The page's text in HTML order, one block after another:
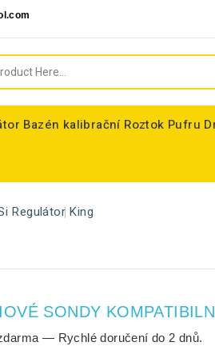
Bazén kalibrační Roztok Pufru
Regulátor King
SONDY
— Rychlé doručení do 2 dnů.